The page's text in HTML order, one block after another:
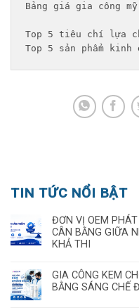
Bảng giá gia công
Top 5 tiêu chí lựa
Top 5 sản phẩm kinh
TIN TỨC NỔI BẬT
ĐƠN VỊ OEM
CÂN BẰNG GIỮA
KHẢ THI
GIA CÔNG KEM
BẰNG SÁNG CHẾ